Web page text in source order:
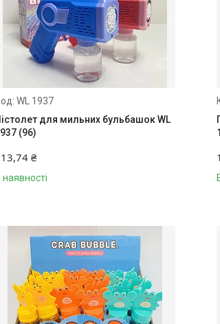
WL 1937
для мильних бульбашок WL
(96)
₴
наявності